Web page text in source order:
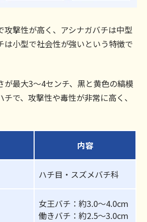
攻撃性が高く、アシナガバチは中型
は小型で社会性が強いという特徴で
が最大3～4センチ、黒と黄色の縞模
で、攻撃性や毒性が非常に高く、
内容
ハチ目・スズメバチ科
女王バチ：約3.0〜4.0cm
働きバチ：約2.5〜3.0cm